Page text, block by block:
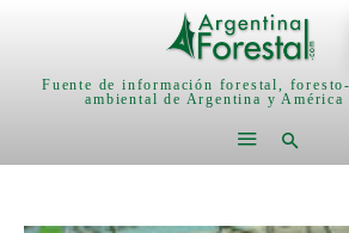
Fuente de información forestal,
ambiental de Argentina y América